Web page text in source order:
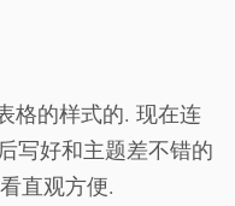
格的样式的. 现在连
写好和主题差不错的
直观方便.